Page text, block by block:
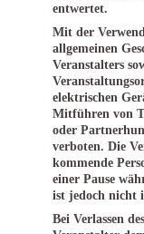
entwertet.
Mit der
allgemeinen
Veranstalters
elektrischen
Mitführen von
oder
verboten. Die
kommende
einer Pause
ist jedoch nicht
Bei Verlassen